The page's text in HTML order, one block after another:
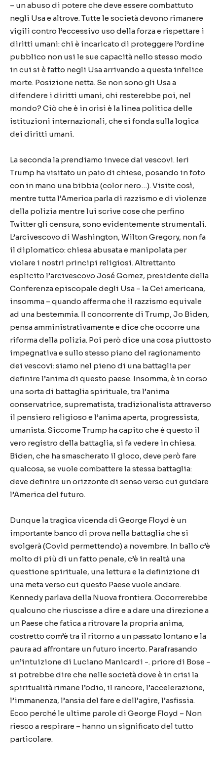
– un abuso di potere che deve essere combattuto
negli Usa e altrove. Tutte le società devono rimanere
vigili contro l’eccessivo uso della forza e rispettare i
diritti umani: chi è incaricato di proteggere l’ordine
pubblico non usi le sue capacità nello stesso modo
in cui si è fatto negli Usa arrivando a questa infelice
morte. Posizione netta. Se non sono gli Usa a
difendere i diritti umani, chi resterebbe poi, nel
mondo? Ciò che è in crisi è la linea politica delle
istituzioni internazionali, che si fonda sulla logica
dei diritti umani.
La seconda la prendiamo invece dai vescovi. Ieri
Trump ha visitato un paio di chiese, posando in foto
con in mano una bibbia (color nero…). Visite così,
mentre tutta l’America parla di razzismo e di violenze
della polizia mentre lui scrive cose che perfino
Twitter gli censura, sono evidentemente strumentali.
L’arcivescovo di Washington, Wilton Gregory, non fa
il diplomatico: chiesa abusata e manipolata per
violare i nostri principi religiosi. Altrettanto
esplicito l’arcivescovo José Gomez, presidente della
Conferenza episcopale degli Usa – la Cei americana,
insomma – quando afferma che il razzismo equivale
ad una bestemmia. Il concorrente di Trump, Jo Biden,
pensa amministrativamente e dice che occorre una
riforma della polizia. Poi però dice una cosa piuttosto
impegnativa e sullo stesso piano del ragionamento
dei vescovi: siamo nel pieno di una battaglia per
definire l’anima di questo paese. Insomma, è in corso
una sorta di battaglia spirituale, tra l’anima
conservatrice, suprematista, tradizionalista attraverso
il pensiero religioso e l’anima aperta, progressista,
umanista. Siccome Trump ha capito che è questo il
vero registro della battaglia, si fa vedere in chiesa.
Biden, che ha smascherato il gioco, deve però fare
qualcosa, se vuole combattere la stessa battaglia:
deve definire un orizzonte di senso verso cui guidare
l’America del futuro.
Dunque la tragica vicenda di George Floyd è un
importante banco di prova nella battaglia che si
svolgerà (Covid permettendo) a novembre. In ballo c’è
molto di più di un fatto penale, c’è in realtà una
questione spirituale, una lettura e la definizione di
una meta verso cui questo Paese vuole andare.
Kennedy parlava della Nuova frontiera. Occorrerebbe
qualcuno che riuscisse a dire e a dare una direzione a
un Paese che fatica a ritrovare la propria anima,
costretto com’è tra il ritorno a un passato lontano e la
paura ad affrontare un futuro incerto. Parafrasando
un’intuizione di Luciano Manicardi -. priore di Bose –
si potrebbe dire che nelle società dove è in crisi la
spiritualità rimane l’odio, il rancore, l’accelerazione,
l’immanenza, l’ansia del fare e dell’agire, l’asfissia.
Ecco perché le ultime parole di George Floyd – Non
riesco a respirare – hanno un significato del tutto
particolare.